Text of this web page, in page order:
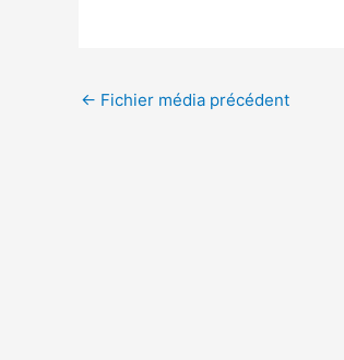
← Fichier média précédent